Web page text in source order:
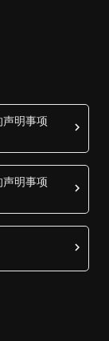
明事项
明事项